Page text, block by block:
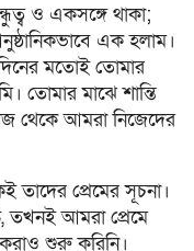
ও একসঙ্গে থাকা;
এক হলাম।
মতোই তোমার
তোমার মাঝে শান্তি
থেকে আমরা নিজেদের
তাদের প্রেমের সূচনা।
তখনই আমরা প্রেমে
শুরু করিনি।